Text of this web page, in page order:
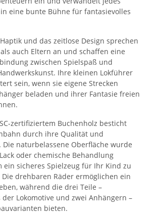
eine bunte Bühne für fantasievolles
und das zeitlose Design sprechen
auch Eltern an und schaffen eine
zwischen Spielspaß und
Ihre kleinen Lokführer
sein, wenn sie eigene Strecken
beladen und ihrer Fantasie freien
zertifiziertem Buchenholz besticht
durch ihre Qualität und
Die naturbelassene Oberfläche wurde
oder chemische Behandlung
ein sicheres Spielzeug für Ihr Kind zu
drehbaren Räder ermöglichen ein
während die drei Teile –
Lokomotive und zwei Anhängern –
bieten.